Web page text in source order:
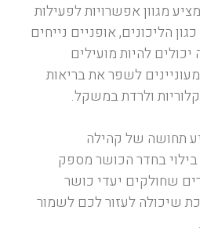
מגוון אפשרויות לפעילות
הליכונים, אופניים נייחים
להיות מועילים
לשפר את בריאות
ולרדת במשקל.
תחושה של קהילה
בחדר הכושר מספק
שחולקים יעדי כושר
שיכולה לעזור לכם לשמור